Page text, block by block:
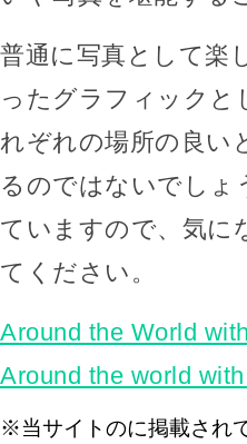
普通に写真として楽
ったグラフィック
れぞれの場所の良い
るのではないでしょ
ていますので、気に
てください。
Around the World
Around the world
※当サイトのに掲載され